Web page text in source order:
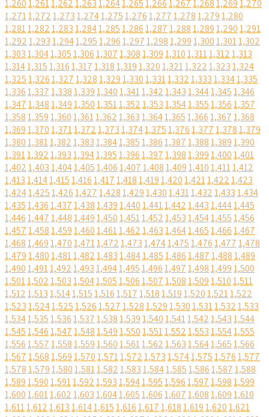
1,2601,2611,2621,2631,2641,2651,2661,2671,2681,2691,270
1,2711,2721,2731,2741,2751,2761,2771,2781,2791,280
1,2811,2821,2831,2841,2851,2861,2871,2881,2891,2901,291
1,2921,2931,2941,2951,2961,2971,2981,2991,3001,3011,302
1,3031,3041,3051,3061,3071,3081,3091,3101,3111,3121,313
1,3141,3151,3161,3171,3181,3191,3201,3211,3221,3231,324
1,3251,3261,3271,3281,3291,3301,3311,3321,3331,3341,335
1,3361,3371,3381,3391,3401,3411,3421,3431,3441,3451,346
1,3471,3481,3491,3501,3511,3521,3531,3541,3551,3561,357
1,3581,3591,3601,3611,3621,3631,3641,3651,3661,3671,368
1,3691,3701,3711,3721,3731,3741,3751,3761,3771,3781,379
1,3801,3811,3821,3831,3841,3851,3861,3871,3881,3891,390
1,3911,3921,3931,3941,3951,3961,3971,3981,3991,4001,401
1,4021,4031,4041,4051,4061,4071,4081,4091,4101,4111,412
1,4131,4141,4151,4161,4171,4181,4191,4201,4211,4221,423
1,4241,4251,4261,4271,4281,4291,4301,4311,4321,4331,434
1,4351,4361,4371,4381,4391,4401,4411,4421,4431,4441,445
1,4461,4471,4481,4491,4501,4511,4521,4531,4541,4551,456
1,4571,4581,4591,4601,4611,4621,4631,4641,4651,4661,467
1,4681,4691,4701,4711,4721,4731,4741,4751,4761,4771,478
1,4791,4801,4811,4821,4831,4841,4851,4861,4871,4881,489
1,4901,4911,4921,4931,4941,4951,4961,4971,4981,4991,500
1,5011,5021,5031,5041,5051,5061,5071,5081,5091,5101,511
1,5121,5131,5141,5151,5161,5171,5181,5191,5201,5211,522
1,5231,5241,5251,5261,5271,5281,5291,5301,5311,5321,533
1,5341,5351,5361,5371,5381,5391,5401,5411,5421,5431,544
1,5451,5461,5471,5481,5491,5501,5511,5521,5531,5541,555
1,5561,5571,5581,5591,5601,5611,5621,5631,5641,5651,566
1,5671,5681,5691,5701,5711,5721,5731,5741,5751,5761,577
1,5781,5791,5801,5811,5821,5831,5841,5851,5861,5871,588
1,5891,5901,5911,5921,5931,5941,5951,5961,5971,5981,599
1,6001,6011,6021,6031,6041,6051,6061,6071,6081,6091,610
1,6111,6121,6131,6141,6151,6161,6171,6181,6191,6201,621